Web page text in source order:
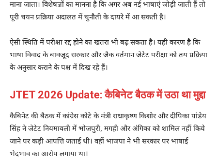
माना जाता। विशेषज्ञों का मानना है कि अगर अब नई भाषाएं जोड़ी जाती हैं तो
पूरी चयन प्रक्रिया अदालत में चुनौती के दायरे में आ सकती है।
ऐसी स्थिति में परीक्षा रद्द होने का खतरा भी बढ़ सकता है। यही कारण है कि
भाषा विवाद के बावजूद सरकार और जैक वर्तमान जेटेट परीक्षा को तय प्रक्रिया
के अनुसार कराने के पक्ष में दिख रहे हैं।
JTET 2026 Update: कैबिनेट बैठक में उठा था मुद्दा
कैबिनेट की बैठक में कांग्रेस कोटे के मंत्री राधाकृष्ण किशोरऔरदीपिका पांडेय
सिंहने जेटेट नियमावली में भोजपुरी, मगही और अंगिका को शामिल नहीं किये
जाने पर कड़ी आपत्ति जताई थी। वहीं भाजपा ने भी सरकार पर भाषाई
भेदभाव का आरोप लगाया था।